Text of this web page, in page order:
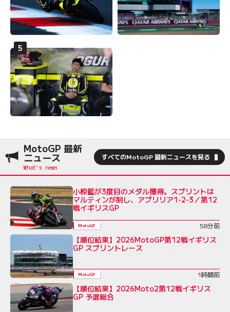
MotoGP 最新
ニュース すべてのMotoGP 最新ニュースを見る
小椋藍が3度目のメダル獲得。スプリントは
マルティンが制し、アプリリア1-2-3／第12
戦イギリスGP
MotoGP 58分前
【順位結果】2026MotoGP第12戦イギリス
GP スプリントレース
MotoGP 1時間前
【順位結果】2026Moto2第12戦イギリス
GP 予選総合